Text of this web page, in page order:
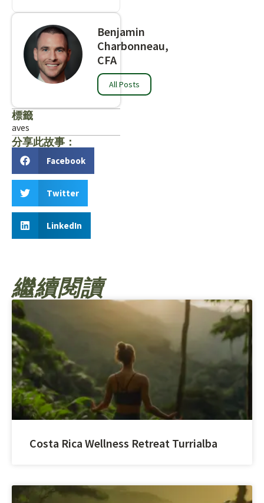
Benjamin
Charbonneau,
CFA
All Posts
標籤
aves
分享此故事：
Facebook
Twitter
LinkedIn
繼續閱讀
Costa Rica Wellness Retreat Turrialba